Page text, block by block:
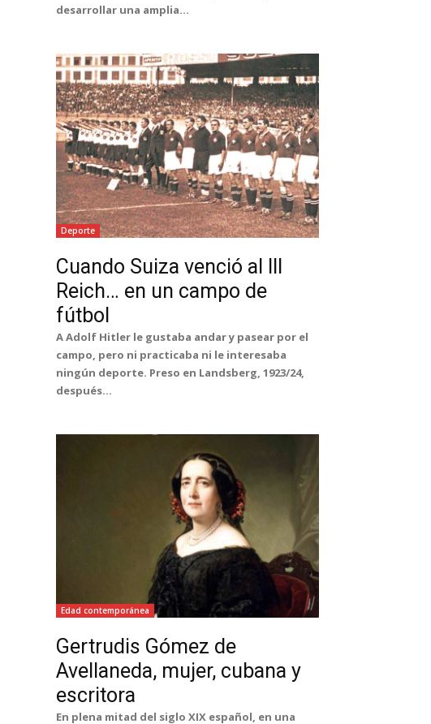
desarrollar una amplia...
Deporte
Cuando Suiza venció al III
Reich… en un campo de
fútbol
A Adolf Hitler le gustaba andar y pasear por el
campo, pero ni practicaba ni le interesaba
ningún deporte. Preso en Landsberg, 1923/24,
después...
Edad contemporánea
Gertrudis Gómez de
Avellaneda, mujer, cubana y
escritora
En plena mitad del siglo XIX español, en una